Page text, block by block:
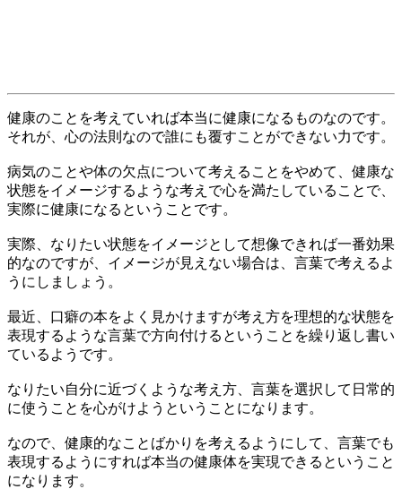
健康のことを考えていれば本当に健康になるものなのです。
それが、心の法則なので誰にも覆すことができない力です。
病気のことや体の欠点について考えることをやめて、健康な
状態をイメージするような考えで心を満たしていることで、
実際に健康になるということです。
実際、なりたい状態をイメージとして想像できれば一番効果
的なのですが、イメージが見えない場合は、言葉で考えるよ
うにしましょう。
最近、口癖の本をよく見かけますが考え方を理想的な状態を
表現するような言葉で方向付けるということを繰り返し書い
ているようです。
なりたい自分に近づくような考え方、言葉を選択して日常的
に使うことを心がけようということになります。
なので、健康的なことばかりを考えるようにして、言葉でも
表現するようにすれば本当の健康体を実現できるということ
になります。